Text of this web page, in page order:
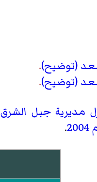
(توضيح).
(توضيح).
مديرية جبل الشرق
.